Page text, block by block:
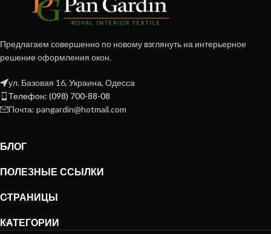
Предлагаем совершенно по новому взглянуть на интерьерное
решение оформления окон.
ул. Базовая 16, Украина, Одесса
Телефон: (098) 700-88-08
Почта: pangardin@hotmail.com
БЛОГ
ПОЛЕЗНЫЕ ССЫЛКИ
СТРАНИЦЫ
КАТЕГОРИИ